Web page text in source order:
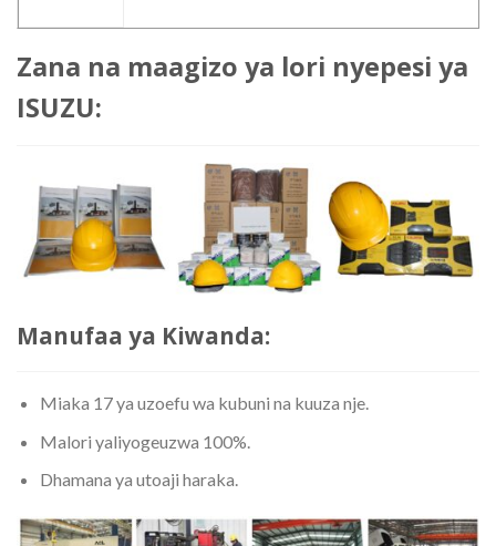
Zana na maagizo ya lori nyepesi ya
ISUZU:
Manufaa ya Kiwanda:
Miaka 17 ya uzoefu wa kubuni na kuuza nje.
Malori yaliyogeuzwa 100%.
Dhamana ya utoaji haraka.